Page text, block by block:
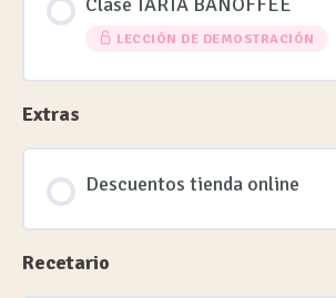
LECCIÓN DE DEMOSTRACIÓN
Extras
Descuentos tienda online
Recetario